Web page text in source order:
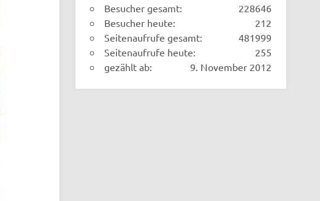
228646
Besucher gesamt:
212
Besucher heute:
481999
Seitenaufrufe gesamt:
255
Seitenaufrufe heute:
9. November 2012
gezählt ab: